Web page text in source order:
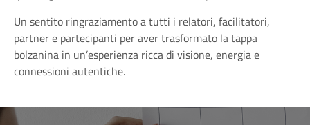
Un sentito ringraziamento a tutti i relatori, facilitatori,
partner e partecipanti per aver trasformato la tappa
bolzanina in un’esperienza ricca di visione, energia e
connessioni autentiche.